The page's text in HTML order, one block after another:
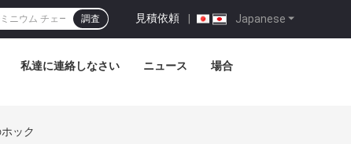
Japanese
見積依頼 |
調査
私達に連絡しなさい ニュース 場合
ック